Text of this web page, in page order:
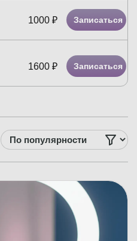
1000 ₽ Записаться
1600 ₽ Записаться
Записаться